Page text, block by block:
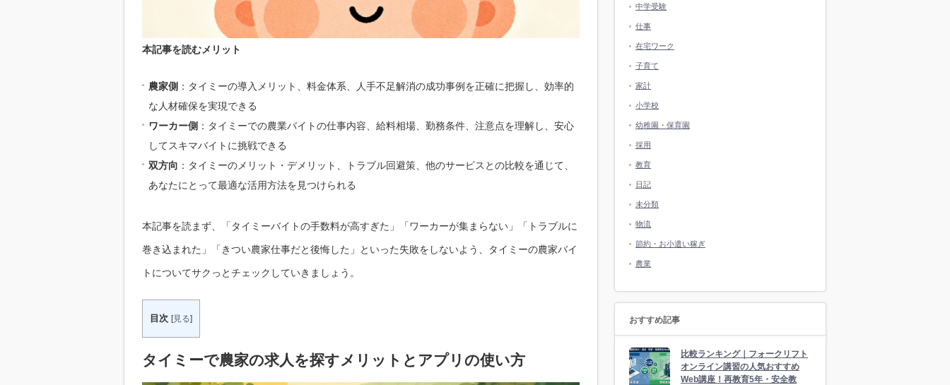
本記事を読むメリット
農家側 ：タイミーの導入メリット、料金体系、人手不足解消の成功事例を正確に把握し、効率的
な人材確保を実現できる
ワーカー側 ：タイミーでの農業バイトの仕事内容、給料相場、勤務条件、注意点を理解し、安心
してスキマバイトに挑戦できる
双方向 ：タイミーのメリット・デメリット、トラブル回避策、他のサービスとの比較を通じて、
あなたにとって最適な活用方法を見つけられる
本記事を読まず、「タイミーバイトの手数料が高すぎた」「ワーカーが集まらない」「トラブルに
巻き込まれた」「きつい農家仕事だと後悔した」といった失敗をしないよう、タイミーの農家バイ
トについてサクっとチェックしていきましょう。
目次 [見る]
タイミー で農家 の求人を探すメリットとアプリの使い方
中学受験
仕事
在宅ワーク
子育て
家計
小学校
幼稚園・保育園
採用
教育
日記
未分類
物流
節約・お小遣い稼ぎ
農業
おすすめ記事
比較ランキング｜フォークリフト
オンライン講習の人気おすすめ
Web講座！再教育5年・安全教